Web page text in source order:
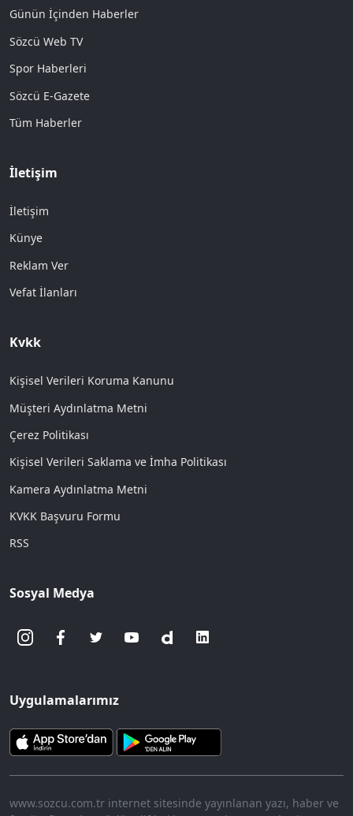
Günün İçinden Haberler
Sözcü Web TV
Spor Haberleri
Sözcü E-Gazete
Tüm Haberler
İletişim
İletişim
Künye
Reklam Ver
Vefat İlanları
Kvkk
Kişisel Verileri Koruma Kanunu
Müşteri Aydınlatma Metni
Çerez Politikası
Kişisel Verileri Saklama ve İmha Politikası
Kamera Aydınlatma Metni
KVKK Başvuru Formu
RSS
Sosyal Medya
Uygulamalarımız
www.sozcu.com.tr internet sitesinde yayınlanan yazı, haber ve